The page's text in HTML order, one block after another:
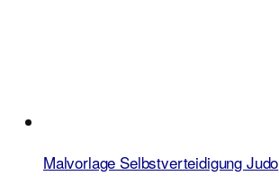
Malvorlage Selbstverteidigung Judo